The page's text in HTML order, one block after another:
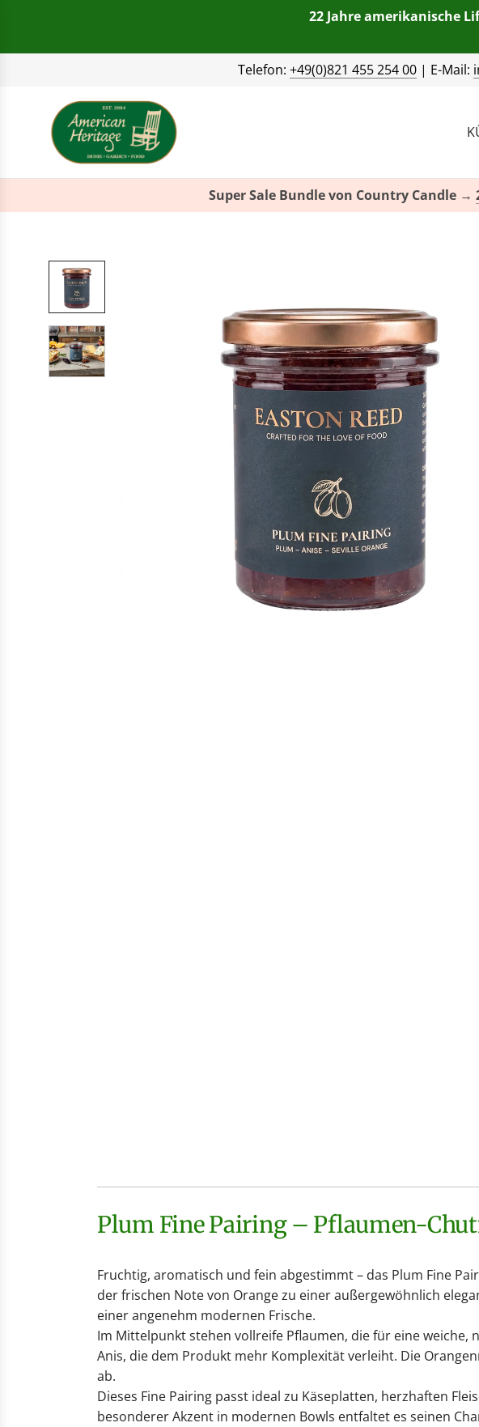
22 Jahre amerikanische
Telefon: +49(0)821 455 254 00 | E-Mail:
Super Sale Bundle von Country Candle →
Plum Fine Pairing – Pflaumen-
Fruchtig, aromatisch und fein abgestimmt – das Plum Fine
der frischen Note von Orange zu einer außergewöhnlich
einer angenehm modernen Frische.
Im Mittelpunkt stehen vollreife Pflaumen, die für eine weiche,
Anis, die dem Produkt mehr Komplexität verleiht. Die
ab.
Dieses Fine Pairing passt ideal zu Käseplatten, herzhaften
besonderer Akzent in modernen Bowls entfaltet es seinen